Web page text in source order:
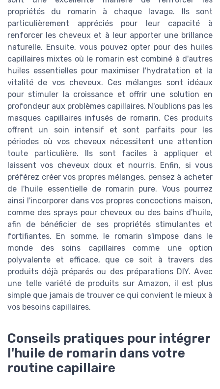
propriétés du romarin à chaque lavage. Ils sont
particulièrement appréciés pour leur capacité à
renforcer les cheveux et à leur apporter une brillance
naturelle. Ensuite, vous pouvez opter pour des huiles
capillaires mixtes où le romarin est combiné à d'autres
huiles essentielles pour maximiser l'hydratation et la
vitalité de vos cheveux. Ces mélanges sont idéaux
pour stimuler la croissance et offrir une solution en
profondeur aux problèmes capillaires. N'oublions pas les
masques capillaires infusés de romarin. Ces produits
offrent un soin intensif et sont parfaits pour les
périodes où vos cheveux nécessitent une attention
toute particulière. Ils sont faciles à appliquer et
laissent vos cheveux doux et nourris. Enfin, si vous
préférez créer vos propres mélanges, pensez à acheter
de l'huile essentielle de romarin pure. Vous pourrez
ainsi l'incorporer dans vos propres concoctions maison,
comme des sprays pour cheveux ou des bains d'huile,
afin de bénéficier de ses propriétés stimulantes et
fortifiantes. En somme, le romarin s'impose dans le
monde des soins capillaires comme une option
polyvalente et efficace, que ce soit à travers des
produits déjà préparés ou des préparations DIY. Avec
une telle variété de produits sur Amazon, il est plus
simple que jamais de trouver ce qui convient le mieux à
vos besoins capillaires.
Conseils pratiques pour intégrer
l'huile de romarin dans votre
routine capillaire